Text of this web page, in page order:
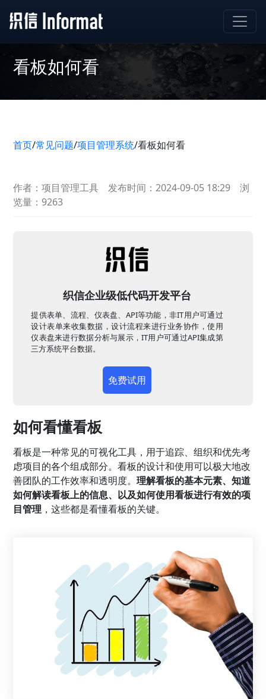
看板如何看
首页/常见问题/项目管理系统/看板如何看
作者：项目管理工具 发布时间：2024-09-05 18:29
浏
览量：9263
织信企业级低代码开发平台
提供表单、流程、仪表盘、API等功能，非IT用户可通过
设计表单来收集数据，设计流程来进行业务协作，使用
仪表盘来进行数据分析与展示，IT用户可通过API集成第
三方系统平台数据。
免费试用
如何看懂看板
看板是一种常见的可视化工具，用于追踪、组织和优先考
虑项目的各个组成部分。看板的设计和使用可以极大地改
善团队的工作效率和透明度。理解看板的基本元素、知道
如何解读看板上的信息、以及如何使用看板进行有效的项
目管理，这些都是看懂看板的关键。